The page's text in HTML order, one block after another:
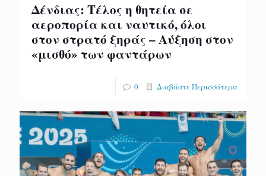
Δένδιας: Τέλος η θητεία σε
αεροπορία και ναυτικό, όλοι
στον στρατό ξηράς – Αύξηση στον
«μισθό» των φαντάρων
0 Διαβάστε Περισσότερα